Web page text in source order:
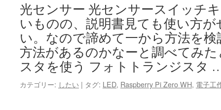
光センサー 光センサースイッチ
いものの、説明書見ても使い方
い。なので諦めて一から方法を
方法があるのかなーと調べてみ
スタを使う フォトトランジスタ
カテゴリー: したい | タグ: LED, Raspberry Pi Zero WH, 電子工